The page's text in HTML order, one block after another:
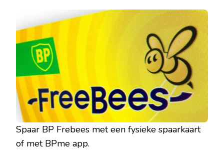
Spaar BP Frebees met een fysieke spaarkaart
of met BPme app.